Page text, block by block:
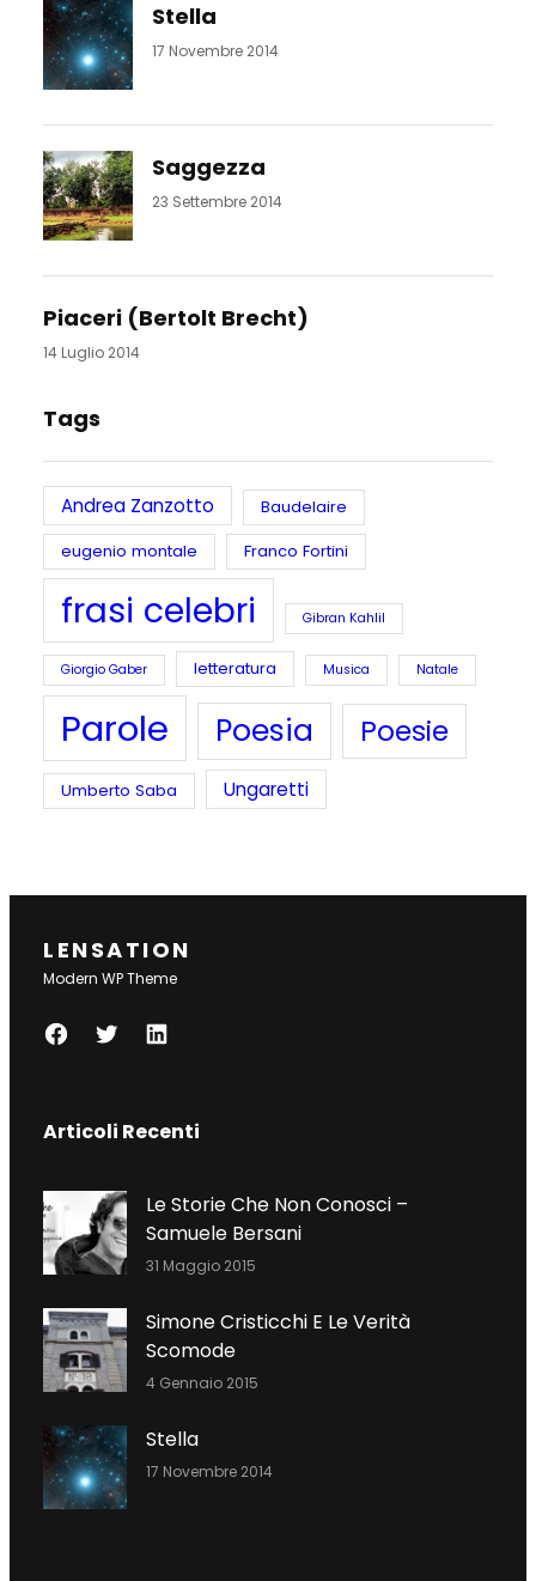
Stella
17 Novembre 2014
Saggezza
23 Settembre 2014
Piaceri (Bertolt Brecht)
14 Luglio 2014
Tags
Andrea Zanzotto
Baudelaire
eugenio montale
Franco Fortini
frasi celebri Gibran Kahlil
Giorgio Gaber letteratura Musica Natale
Parole Poesia Poesie
Umberto Saba Ungaretti
LENSATION
Modern WP Theme
F
E
O
O
K
T
T
E
R
L
K
N
Articoli Recenti
Le Storie Che Non Conosci –
Samuele Bersani
31 Maggio 2015
Simone Cristicchi E Le Verità
Scomode
4 Gennaio 2015
Stella
17 Novembre 2014